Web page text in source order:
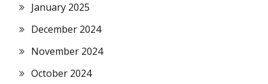
January 2025
December 2024
November 2024
October 2024